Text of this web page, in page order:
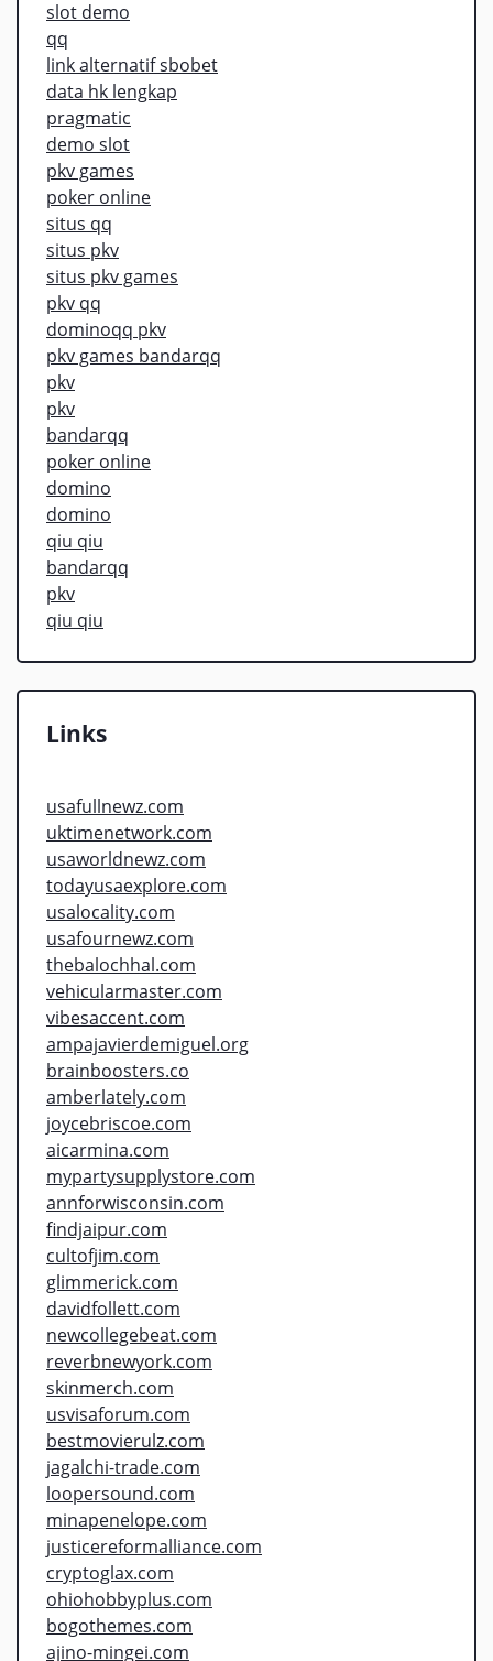
slot demo
qq
link alternatif sbobet
data hk lengkap
pragmatic
demo slot
pkv games
poker online
situs qq
situs pkv
situs pkv games
pkv qq
dominoqq pkv
pkv games bandarqq
pkv
pkv
bandarqq
poker online
domino
domino
qiu qiu
bandarqq
pkv
qiu qiu
Links
usafullnewz.com
uktimenetwork.com
usaworldnewz.com
todayusaexplore.com
usalocality.com
usafournewz.com
thebalochhal.com
vehicularmaster.com
vibesaccent.com
ampajavierdemiguel.org
brainboosters.co
amberlately.com
joycebriscoe.com
aicarmina.com
mypartysupplystore.com
annforwisconsin.com
findjaipur.com
cultofjim.com
glimmerick.com
davidfollett.com
newcollegebeat.com
reverbnewyork.com
skinmerch.com
usvisaforum.com
bestmovierulz.com
jagalchi-trade.com
loopersound.com
minapenelope.com
justicereformalliance.com
cryptoglax.com
ohiohobbyplus.com
bogothemes.com
ajino-mingei.com